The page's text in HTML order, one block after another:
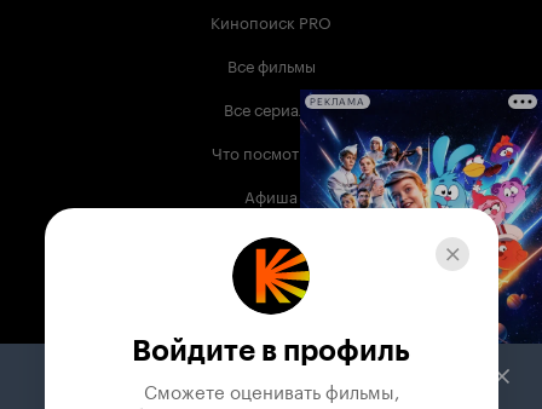
Кинопоиск PRO
Все фильмы
Все сериалы
Что посмотреть
Афиша
Музыка
Телепрограмма
Служба поддержки
РЕКЛАМА
Войдите в профиль
Сможете оценивать фильмы,